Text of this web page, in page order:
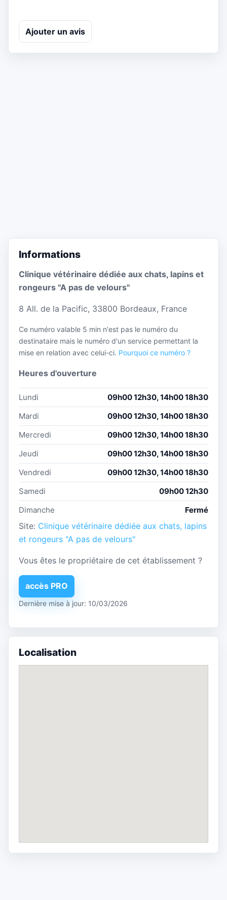
Ajouter un avis
Informations
Clinique vétérinaire dédiée aux chats, lapins et
rongeurs "A pas de velours"
8 All. de la Pacific, 33800 Bordeaux, France
Ce numéro valable 5 min n'est pas le numéro du
destinataire mais le numéro d'un service permettant la
mise en relation avec celui-ci. Pourquoi ce numéro ?
Heures d'ouverture
Lundi
09h00 12h30, 14h00 18h30
Mardi
09h00 12h30, 14h00 18h30
Mercredi
09h00 12h30, 14h00 18h30
Jeudi
09h00 12h30, 14h00 18h30
Vendredi
09h00 12h30, 14h00 18h30
Samedi
09h00 12h30
Dimanche
Fermé
Site: Clinique vétérinaire dédiée aux chats, lapins
et rongeurs "A pas de velours"
Vous êtes le propriétaire de cet établissement ?
accès PRO
Dernière mise à jour: 10/03/2026
Localisation